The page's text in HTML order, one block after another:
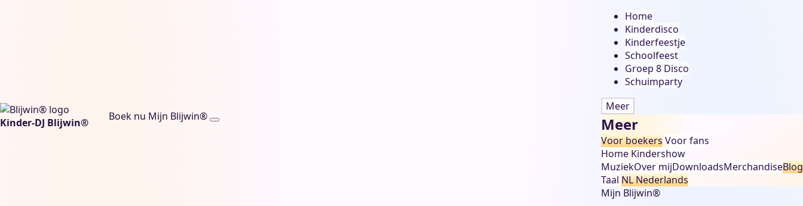
Kinder-DJ Blijwin® Boek nu Mijn Blijwin®
Home
Kinderdisco
Kinderfeestje
Schoolfeest
Groep 8 Disco
Schuimparty
Meer
Meer
Voor boekersVoor fans
Home Kindershow
MuziekOver mijDownloadsMerchandiseBlog
Taal NLNederlands
Mijn Blijwin®